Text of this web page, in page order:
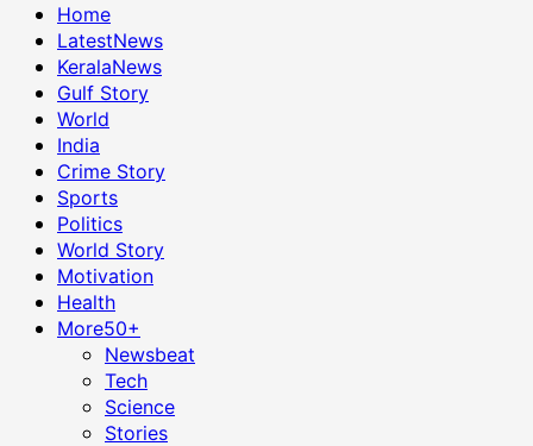
Home
LatestNews
KeralaNews
Gulf Story
World
India
Crime Story
Sports
Politics
World Story
Motivation
Health
More50+
Newsbeat
Tech
Science
Stories